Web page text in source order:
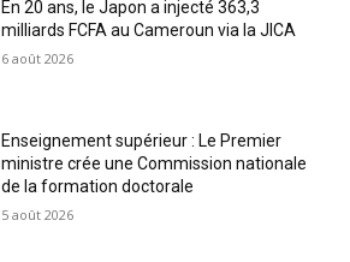
En 20 ans, le Japon a injecté 363,3
milliards FCFA au Cameroun via la JICA
6 août 2026
Enseignement supérieur : Le Premier
ministre crée une Commission nationale
de la formation doctorale
5 août 2026